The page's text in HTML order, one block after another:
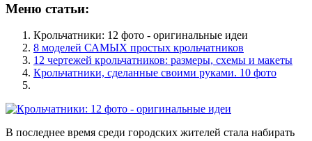
Меню статьи:
Крольчатники: 12 фото - оригинальные идеи
8 моделей САМЫХ простых крольчатников
12 чертежей крольчатников: размеры, схемы и макеты
Крольчатники, сделанные своими руками. 10 фото
В последнее время среди городских жителей стала набирать